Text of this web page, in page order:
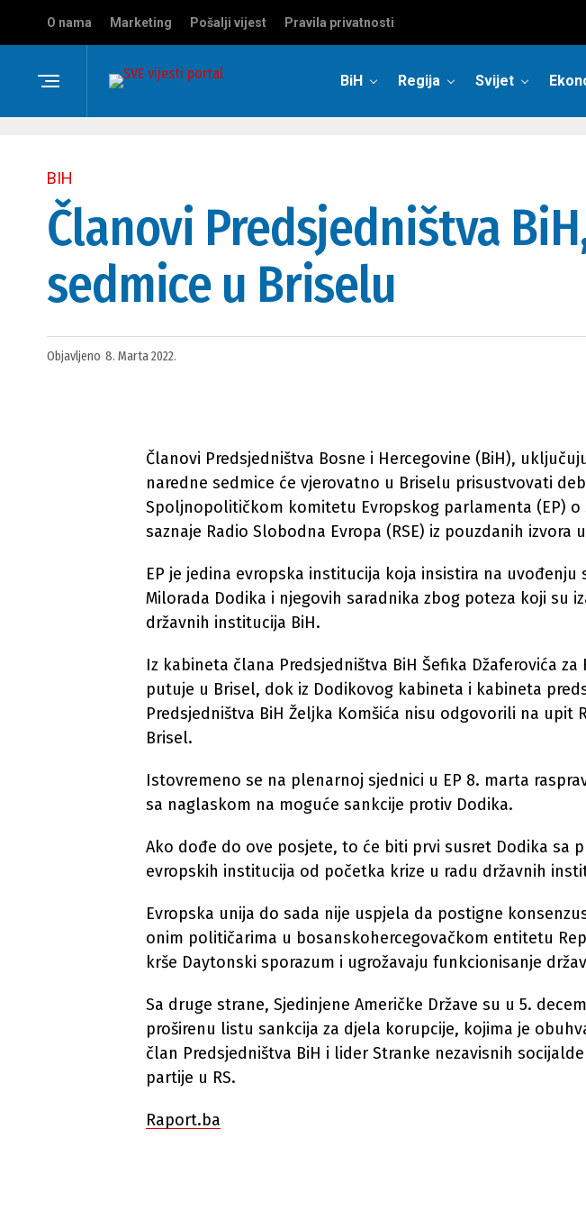
O nama Marketing Pošalji vijest Pravila privatnosti
BiH Regija Svijet
BIH
Članovi Predsjedništva
sedmice u Briselu
Objavljeno 8. Marta 2022.
Članovi Predsjedništva Bosne i Hercegovine (BiH),
naredne sedmice će vjerovatno u Briselu prisustvovati
Spoljnopolitičkom komitetu Evropskog parlamenta (EP) o
saznaje Radio Slobodna Evropa (RSE) iz pouzdanih izvora
EP je jedina evropska institucija koja insistira na uvođenju
Milorada Dodika i njegovih saradnika zbog poteza koji su
državnih institucija BiH.
Iz kabineta člana Predsjedništva BiH Šefika Džaferovića za
putuje u Brisel, dok iz Dodikovog kabineta i kabineta
Predsjedništva BiH Željka Komšića nisu odgovorili na upit
Brisel.
Istovremeno se na plenarnoj sjednici u EP 8. marta
sa naglaskom na moguće sankcije protiv Dodika.
Ako dođe do ove posjete, to će biti prvi susret Dodika sa
evropskih institucija od početka krize u radu državnih
Evropska unija do sada nije uspjela da postigne
onim političarima u bosanskohercegovačkom entitetu
krše Daytonski sporazum i ugrožavaju funkcionisanje
Sa druge strane, Sjedinjene Američke Države su u 5.
proširenu listu sankcija za djela korupcije, kojima je
član Predsjedništva BiH i lider Stranke nezavisnih
partije u RS.
Raport.ba